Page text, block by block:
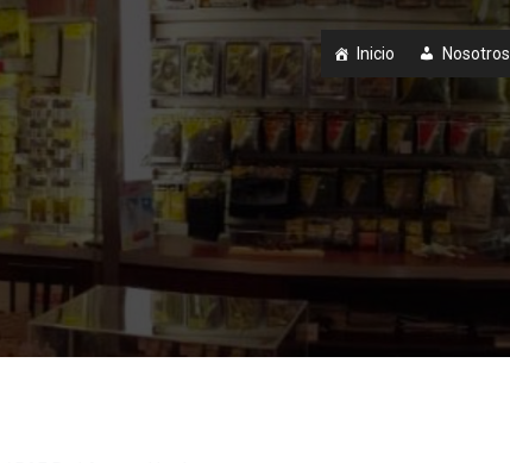
Inicio Nosotros